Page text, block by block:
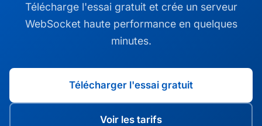
Télécharge l'essai gratuit et crée un serveur
WebSocket haute performance en quelques
minutes.
Télécharger l'essai gratuit
Voir les tarifs